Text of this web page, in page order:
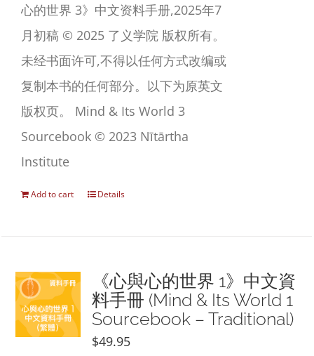
心的世界 3》中文资料手册,2025年7
月初稿 © 2025 了义学院 版权所有。
未经书面许可,不得以任何方式改编或
复制本书的任何部分。以下为原英文
版权页。 Mind & Its World 3
Sourcebook © 2023 Nītārtha
Institute
Add to cart Details
《心與心的世界 1》中文資
料手冊 (Mind & Its World 1
Sourcebook – Traditional)
$49.95